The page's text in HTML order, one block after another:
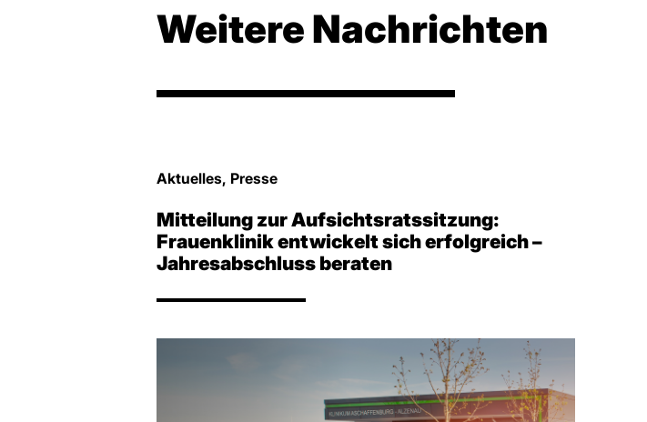
Weitere Nachrichten
Aktuelles, Presse
Mitteilung zur Aufsichtsratssitzung:
Frauenklinik entwickelt sich erfolgreich –
Jahresabschluss beraten